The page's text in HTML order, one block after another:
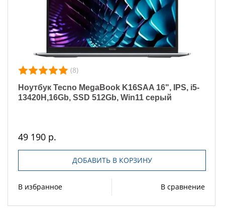
(8)
Ноутбук Tecno MegaBook K16SAA 16", IPS, i5-
13420H,16Gb, SSD 512Gb, Win11 серый
49 190 р.
ДОБАВИТЬ В КОРЗИНУ
В избранное В сравнение